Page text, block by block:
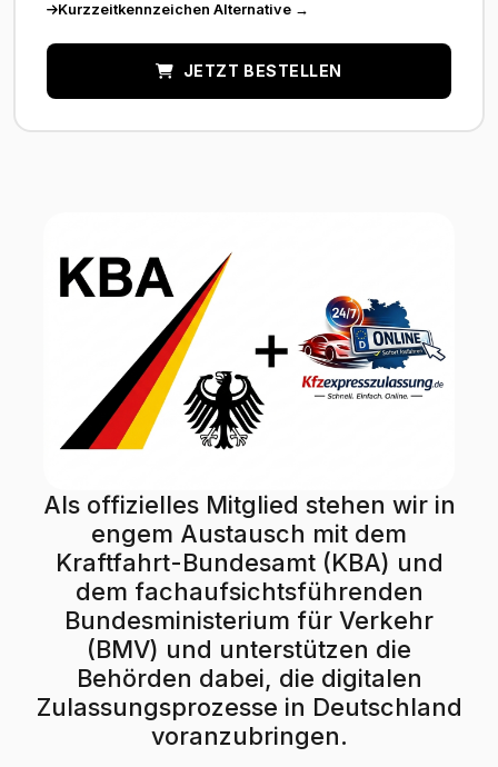
Kurzzeitkennzeichen Alternative →
JETZT BESTELLEN
Als offizielles Mitglied stehen wir in
engem Austausch mit dem
Kraftfahrt-Bundesamt (KBA) und
dem fachaufsichtsführenden
Bundesministerium für Verkehr
(BMV) und unterstützen die
Behörden dabei, die digitalen
Zulassungsprozesse in Deutschland
voranzubringen.